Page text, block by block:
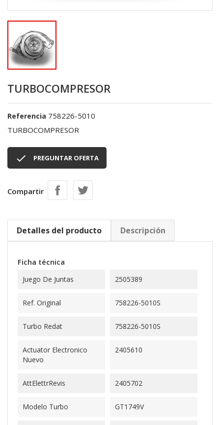
TURBOCOMPRESOR
Referencia 758226-5010
TURBOCOMPRESOR
 PREGUNTAR OFERTA
Compartir
Detalles del producto Descripción
Ficha técnica
Juego De Juntas 2505389
Ref. Original 758226-5010S
Turbo Redat 758226-5010S
Actuator Electronico
Nuevo
2405610
AttElettrRevis 2405702
Modelo Turbo GT1749V